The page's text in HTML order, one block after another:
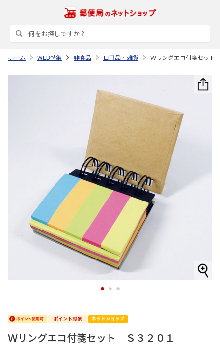
ホーム WEB特集 非食品 日用品・雑貨 Ｗリングエコ付箋セット
1 2 3
Ｗリングエコ付箋セット Ｓ３２０１